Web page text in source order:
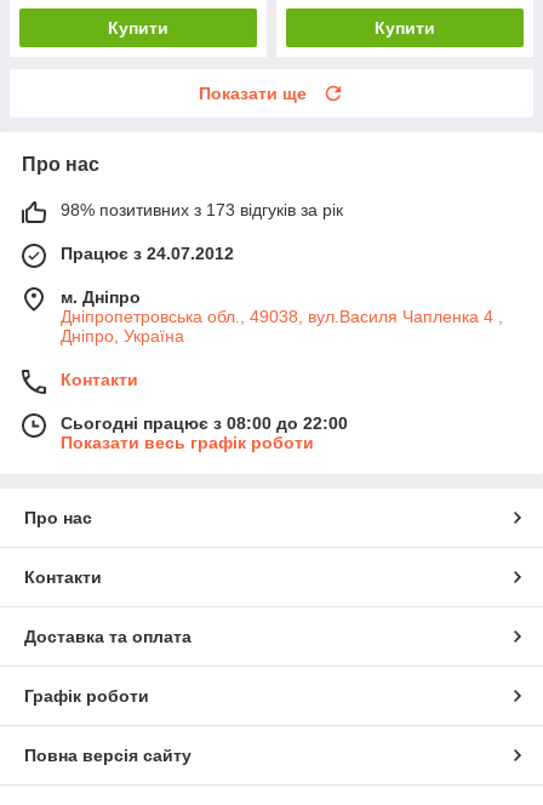
Купити Купити
Показати ще
Про нас
98% позитивних з 173 відгуків за рік
Працює з 24.07.2012
м. Дніпро
Дніпропетровська обл., 49038, вул.Василя Чапленка 4 ,
Дніпро, Україна
Контакти
Сьогодні працює з 08:00 до 22:00
Показати весь графік роботи
Про нас
Контакти
Доставка та оплата
Графік роботи
Повна версія сайту